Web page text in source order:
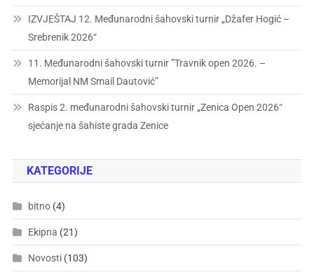
IZVJEŠTAJ 12. Međunarodni šahovski turnir „Džafer Hogić –
Srebrenik 2026“
11. Međunarodni šahovski turnir ”Travnik open 2026. –
Memorijal NM Smail Dautović”
Raspis 2. međunarodni šahovski turnir „Zenica Open 2026“
sjećanje na šahiste grada Zenice
KATEGORIJE
bitno(4)
Ekipna (21)
Novosti(103)